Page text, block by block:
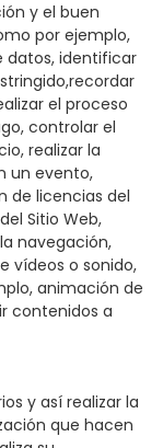
y el buen
por ejemplo,
datos, identificar
el proceso
controlar el
realizar la
un evento,
de licencias del
Sitio Web,
navegación,
vídeos o sonido,
animación de
contenidos a
y así realizar la
que hacen